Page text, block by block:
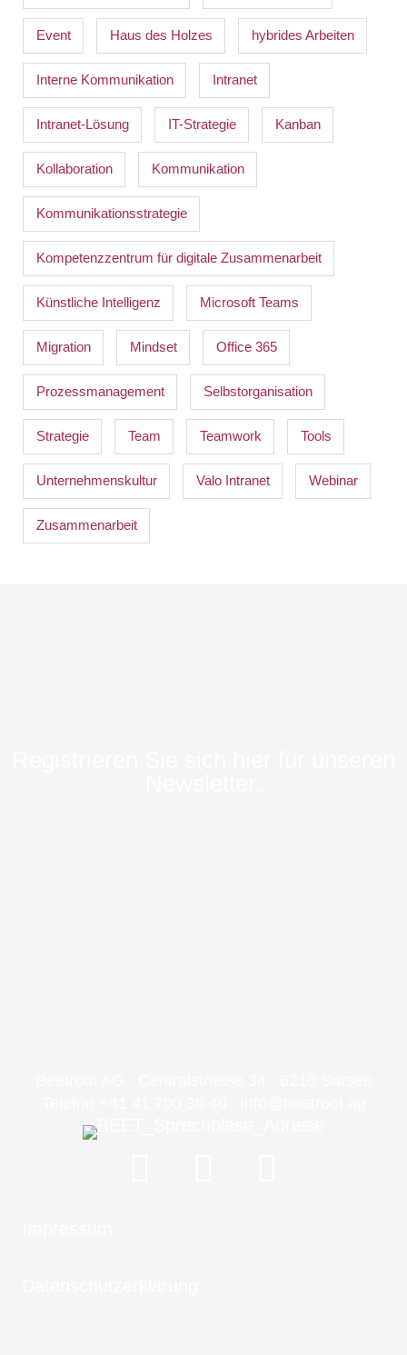
Event Haus des Holzes hybrides Arbeiten
Interne Kommunikation Intranet
Intranet-Lösung IT-Strategie Kanban
Kollaboration Kommunikation
Kommunikationsstrategie
Kompetenzzentrum für digitale Zusammenarbeit
Künstliche Intelligenz Microsoft Teams
Migration Mindset Office 365
Prozessmanagement Selbstorganisation
Strategie Team Teamwork Tools
Unternehmenskultur Valo Intranet Webinar
Zusammenarbeit